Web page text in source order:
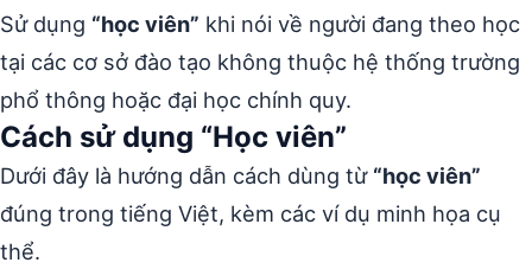
Sử dụng “học viên” khi nói về người đang theo học
tại các cơ sở đào tạo không thuộc hệ thống trường
phổ thông hoặc đại học chính quy.
Cách sử dụng “Học viên”
Dưới đây là hướng dẫn cách dùng từ “học viên”
đúng trong tiếng Việt, kèm các ví dụ minh họa cụ
thể.